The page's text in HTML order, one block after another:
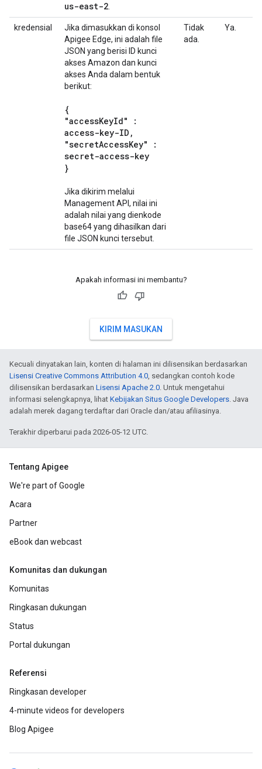
us-east-2
kredensial
Jika dimasukkan di konsol
Apigee Edge, ini adalah file
JSON yang berisi ID kunci
akses Amazon dan kunci
akses Anda dalam bentuk
berikut:
{
"accessKeyId" :
access-key-ID ,
"secretAccessKey" :
secret-access-key
}
Jika dikirim melalui
Management API, nilai ini
adalah nilai yang dienkode
base64 yang dihasilkan dari
file JSON kunci tersebut.
Tidak
ada.
Ya.
Apakah informasi ini membantu?
KIRIM MASUKAN
Kecuali dinyatakan lain, konten di halaman ini dilisensikan berdasarkan
Lisensi Creative Commons Attribution 4.0, sedangkan contoh kode
dilisensikan berdasarkan Lisensi Apache 2.0. Untuk mengetahui
informasi selengkapnya, lihat Kebijakan Situs Google Developers. Java
adalah merek dagang terdaftar dari Oracle dan/atau afiliasinya.
Terakhir diperbarui pada 2026-05-12 UTC.
Tentang Apigee
We're part of Google
Acara
Partner
eBook dan webcast
Komunitas dan dukungan
Komunitas
Ringkasan dukungan
Status
Portal dukungan
Referensi
Ringkasan developer
4-minute videos for developers
Blog Apigee